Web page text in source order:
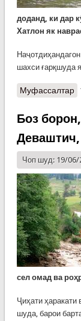
доданд, ки дар
Хатлон як
шахси ғарқшуда
Муфассалтаро
Боз
Чоп шуд: 19/06/
сел омад ва
Ҷиҳати
шуда, барои